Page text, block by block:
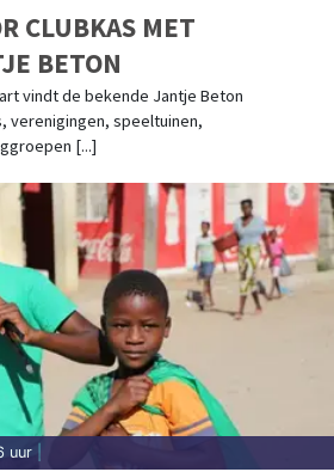
CLUBKAS MET
BETON
vindt de bekende Jantje Beton
verenigingen, speeltuinen,
[...]
uur